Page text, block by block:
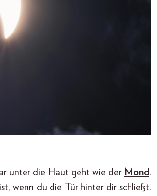
unter die Haut geht wie der Mond.
wenn du die Tür hinter dir schließt.